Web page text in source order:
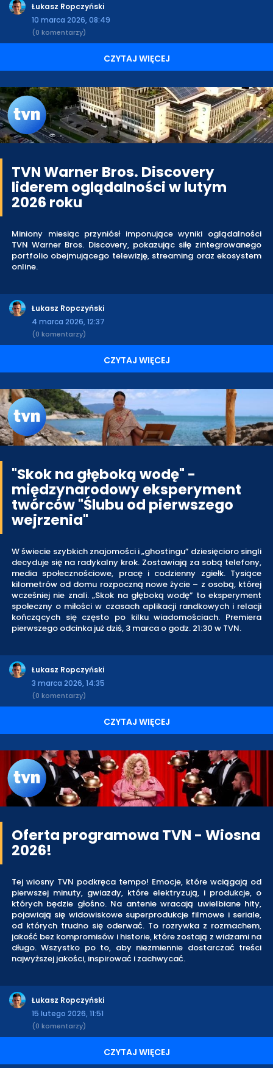
Łukasz Ropczyński
10 marca 2026, 08:49
(0 komentarzy)
CZYTAJ WIĘCEJ
TVN Warner Bros. Discovery
liderem oglądalności w lutym
2026 roku
Miniony miesiąc przyniósł imponujące wyniki oglądalności
TVN Warner Bros. Discovery, pokazując siłę zintegrowanego
portfolio obejmującego telewizję, streaming oraz ekosystem
online.
Łukasz Ropczyński
4 marca 2026, 12:37
(0 komentarzy)
CZYTAJ WIĘCEJ
"Skok na głęboką wodę" -
międzynarodowy eksperyment
twórców "Ślubu od pierwszego
wejrzenia"
W świecie szybkich znajomości i „ghostingu” dziesięcioro singli
decyduje się na radykalny krok. Zostawiają za sobą telefony,
media społecznościowe, pracę i codzienny zgiełk. Tysiące
kilometrów od domu rozpoczną nowe życie – z osobą, której
wcześniej nie znali. „Skok na głęboką wodę” to eksperyment
społeczny o miłości w czasach aplikacji randkowych i relacji
kończących się często po kilku wiadomościach. Premiera
pierwszego odcinka już dziś, 3 marca o godz. 21:30 w TVN.
Łukasz Ropczyński
3 marca 2026, 14:35
(0 komentarzy)
CZYTAJ WIĘCEJ
Oferta programowa TVN - Wiosna
2026!
Tej wiosny TVN podkręca tempo! Emocje, które wciągają od
pierwszej minuty, gwiazdy, które elektryzują, i produkcje, o
których będzie głośno. Na antenie wracają uwielbiane hity,
pojawiają się widowiskowe superprodukcje filmowe i seriale,
od których trudno się oderwać. To rozrywka z rozmachem,
jakość bez kompromisów i historie, które zostają z widzami na
długo. Wszystko po to, aby niezmiennie dostarczać treści
najwyższej jakości, inspirować i zachwycać.
Łukasz Ropczyński
15 lutego 2026, 11:51
(0 komentarzy)
CZYTAJ WIĘCEJ